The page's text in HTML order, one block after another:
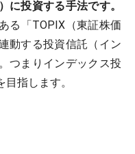
に投資する手法です。
る「TOPIX（東証株価
動する投資信託（イン
つまりインデックス投
指します。